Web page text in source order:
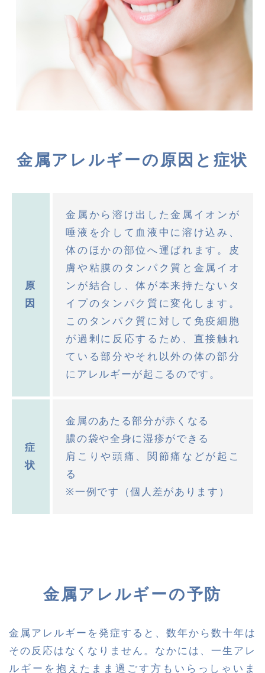
金属アレルギーの原因と症状
原
因
金属から溶け出した金属イオンが
唾液を介して血液中に溶け込み、
体のほかの部位へ運ばれます。皮
膚や粘膜のタンパク質と金属イオ
ンが結合し、体が本来持たないタ
イプのタンパク質に変化します。
このタンパク質に対して免疫細胞
が過剰に反応するため、直接触れ
ている部分やそれ以外の体の部分
にアレルギーが起こるのです。
症
状
金属のあたる部分が赤くなる
膿の袋や全身に湿疹ができる
肩こりや頭痛、関節痛などが起こ
る
※一例です（個人差があります）
金属アレルギーの予防
金属アレルギーを発症すると、数年から数十年は
その反応はなくなりません。なかには、一生アレ
ルギーを抱えたまま過ごす方もいらっしゃいま